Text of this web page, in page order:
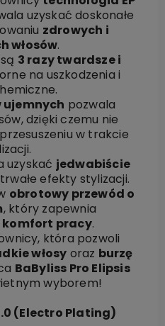
uzyskać doskonałe
zdrowych i
włosów.
3 razy twardsze i
na uszkodzenia i
ujemnych pozwala
dzięki czemu nie
w trakcie
uzyskać jedwabiście
efekty stylizacji.
obrotowy przewód o
, który zapewnia
pracy.
która pozwoli
włosy oraz burzę
BaByliss Pro Elipsis
wyborem!
(Electro Plating)